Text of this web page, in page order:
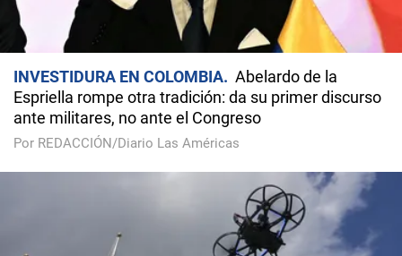
INVESTIDURA EN COLOMBIA
Abelardo de la
Espriella rompe otra tradición: da su primer discurso
ante militares, no ante el Congreso
Por REDACCIÓN/Diario Las Américas